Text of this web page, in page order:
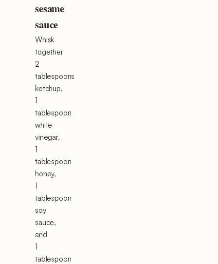
sesame
sauce
Whisk
together
2
tablespoons
ketchup,
1
tablespoon
white
vinegar,
1
tablespoon
honey,
1
tablespoon
soy
sauce,
and
1
tablespoon